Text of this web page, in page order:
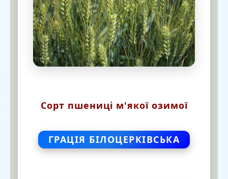
Сорт пшениці м'якої озимої
ГРАЦІЯ БІЛОЦЕРКІВСЬКА